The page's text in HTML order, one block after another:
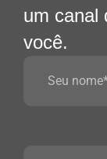
um canal
você.